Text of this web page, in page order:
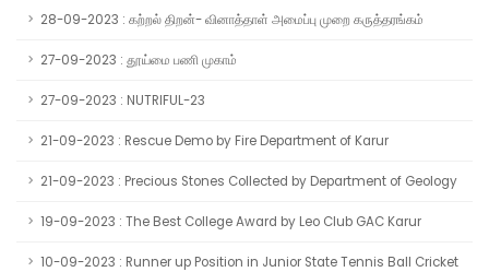
28-09-2023 : கற்றல் திறன்- வினாத்தாள் அமைப்பு முறை கருத்தரங்கம்
27-09-2023 : தூய்மை பணி முகாம்
27-09-2023 : NUTRIFUL-23
21-09-2023 : Rescue Demo by Fire Department of Karur
21-09-2023 : Precious Stones Collected by Department of Geology
19-09-2023 : The Best College Award by Leo Club GAC Karur
10-09-2023 : Runner up Position in Junior State Tennis Ball Cricket